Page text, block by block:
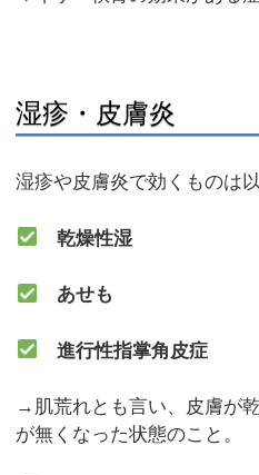
湿疹・皮膚炎
湿疹や皮膚炎で効くものは
乾燥性湿
あせも
進行性指掌角皮症
→肌荒れとも言い、皮膚が
が無くなった状態のこと。